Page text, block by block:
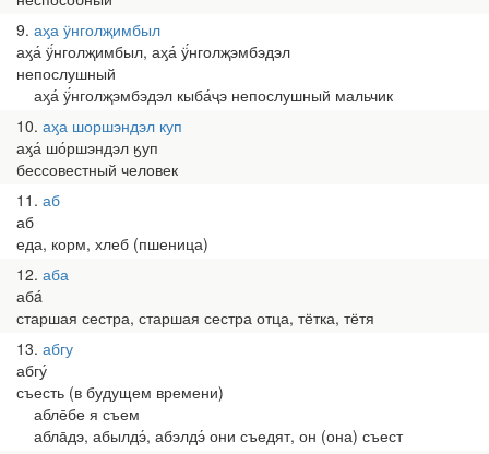
9 аӽа ӱнголҗимбыл
аӽа́ ӱ́нголҗимбыл, аӽа́ ӱ́нголҗэмбэдэл
непослушный
аӽа́ ӱ́нголҗэмбэдэл кыба́ҷэ непослушный мальчик
10 аӽа шоршэндэл куп
аӽа́ шо́ршэндэл ӄуп
бессовестный человек
11 аб
аб
еда, корм, хлеб (пшеница)
12 аба
абá
старшая сестра, старшая сестра отца, тётка, тётя
13 абгу
абгу́
съесть (в будущем времени)
абле̄бе я съем
абла̄дэ, абылдэ́, абэлдэ́ они съедят, он (она) съест